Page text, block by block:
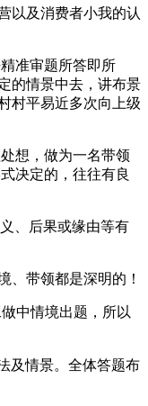
以及消费者小我的认
准审题所答即所
的情景中去，讲布景
村平易近多次向上级
想，做为一名带领
决定的，往往有良
、后果或缘由等有
带领都是深明的！
中情境出题，所以
及情景。全体答题布